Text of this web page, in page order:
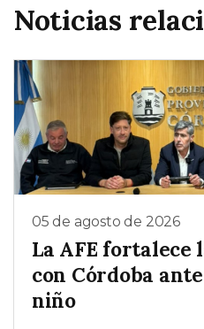
Noticias
05 de agosto de 2026
La AFE
con Córdoba
niño